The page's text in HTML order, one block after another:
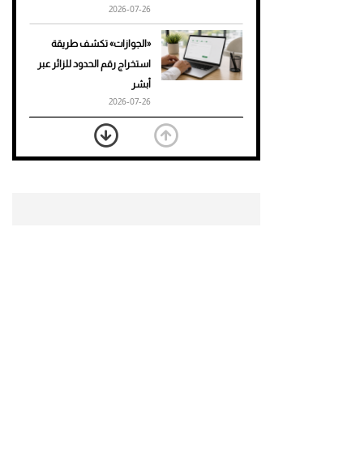
2026-07-26
«الجوازات» تكشف طريقة
استخراج رقم الحدود للزائر عبر
أبشر
2026-07-26
بعد 7 أشهر من تعرضه لحادث
مروع.. جوشوا يفوز على برينغا